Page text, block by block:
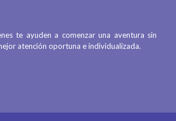
te ayuden a comenzar una aventura sin
atención oportuna e individualizada.